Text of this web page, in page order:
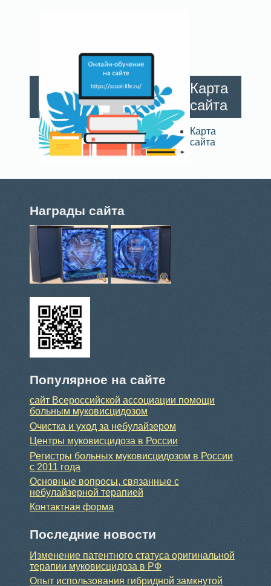
Карта
сайта
Карта
сайта
Награды сайта
Популярное на сайте
сайт Всероссийской ассоциации помощи
больным муковисцидозом
Очистка и уход за небулайзером
Центры муковисцидоза в России
Регистры больных муковисцидозом в России
с 2011 года
Основные вопросы, связанные с
небулайзерной терапией
Контактная форма
Последние новости
Изменение патентного статуса оригинальной
терапии муковисцидоза в РФ
Опыт использования гибридной замкнутой